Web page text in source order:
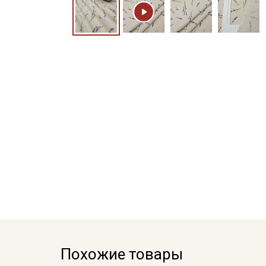
Похожие товары